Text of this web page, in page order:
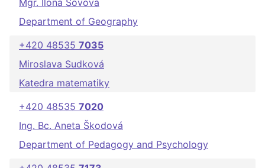
Mgr. Ilona Sovová
Department of Geography
+420 48535 7035
Miroslava Sudková
Katedra matematiky
+420 48535 7020
Ing. Bc. Aneta Škodová
Department of Pedagogy and Psychology